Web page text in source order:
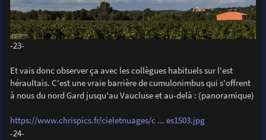
-23-
Et vais donc observer ça avec les collègues habituels sur l'est
héraultais. C'est une vraie barrière de cumulonimbus qui s'offrent
à nous du nord Gard jusqu'au Vaucluse et au-delà : (panoramique)
https://www.chrispics.fr/cieletnuages/c ... es1503.jpg
-24-